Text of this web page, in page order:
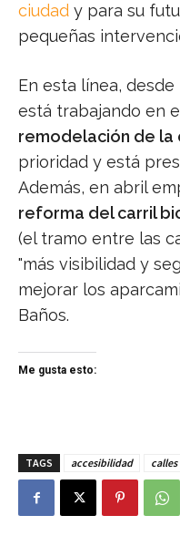
ciudad y para su
pequeñas
En esta línea,
está trabajando en
remodelación de la
prioridad y está
Además, en abril
reforma del carril
(el tramo entre las
"más visibilidad y
mejorar los
Baños.
Me gusta esto:
TAGS accesibilidad calles